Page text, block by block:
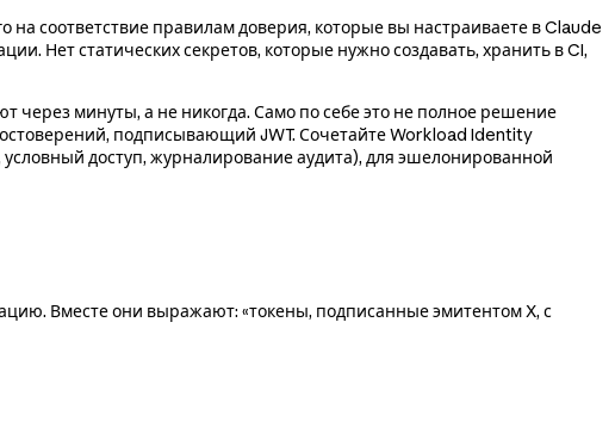
соответствие правилам доверия, которые вы настраиваете в Claude
Нет статических секретов, которые нужно создавать, хранить в CI,
через минуты, а не никогда. Само по себе это не полное решение
подписывающий JWT. Сочетайте Workload Identity
доступ, журналирование аудита), для эшелонированной
Вместе они выражают: «токены, подписанные эмитентом X, с